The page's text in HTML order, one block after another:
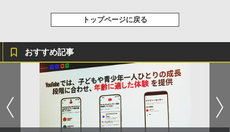
トップページに戻る
おすすめ記事